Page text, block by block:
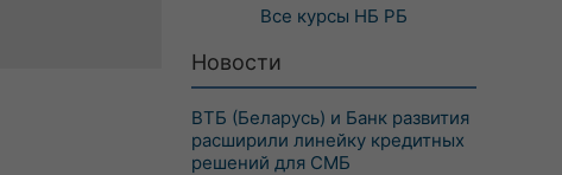
Все курсы НБ РБ
Новости
ВТБ (Беларусь) и Банк развития
расширили линейку кредитных
решений для СМБ